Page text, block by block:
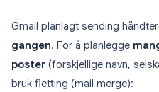
Gmail planlagt sending
gangen. For å planlegge
poster (forskjellige navn,
bruk fletting (mail merge):